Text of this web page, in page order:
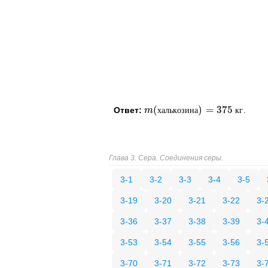
Ответ: m(халькозина) = 375 кг
m(халькозина) 375кг
Глава 3. Сера. Соединения серы.
3-1 3-2 3-3 3-4 3-5
3-19 3-20 3-21 3-22 3-
3-36 3-37 3-38 3-39 3-
3-53 3-54 3-55 3-56 3-
3-70 3-71 3-72 3-73 3-